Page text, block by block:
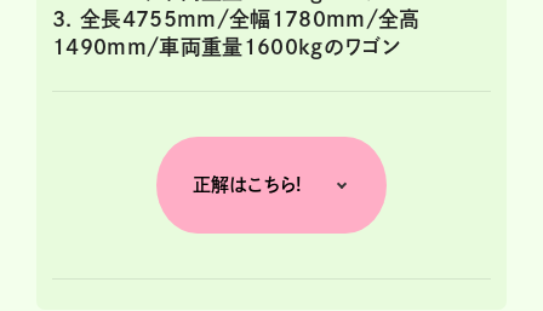
3. 全長4755mm/全幅1780mm/全高
1490mm/車両重量1600kgのワゴン
正解はこちら!